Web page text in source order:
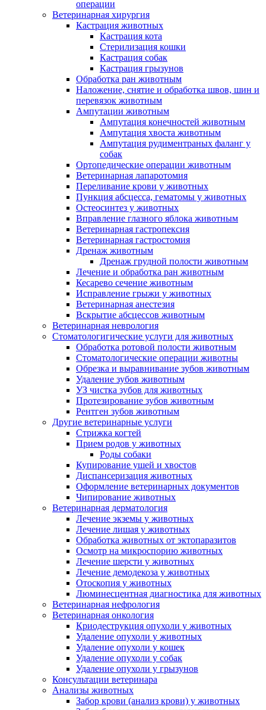
операции
Ветеринарная хирургия
Кастрация животных
Кастрация кота
Стерилизация кошки
Кастрация собак
Кастрация грызунов
Обработка ран животным
Наложение, снятие и обработка швов, шин и
перевязок животным
Ампутации животным
Ампутация конечностей животным
Ампутация хвоста животным
Ампутация рудиментраных фаланг у
собак
Ортопедические операции животным
Ветеринарная лапаротомия
Переливание крови у животных
Пункция абсцесса, гематомы у животных
Остеосинтез у животных
Вправление глазного яблока животным
Ветеринарная гастропексия
Ветеринарная гастростомия
Дренаж животным
Дренаж грудной полости животным
Лечение и обработка ран животным
Кесарево сечение животным
Исправление грыжи у животных
Ветеринарная анестезия
Вскрытие абсцессов животным
Ветеринарная неврология
Стоматологигические услуги для животных
Обработка ротовой полости животным
Стоматологические операции животны
Обрезка и выравнивание зубов животным
Удаление зубов животным
УЗ чистка зубов для животных
Протезирование зубов животным
Рентген зубов животным
Другие ветеринарные услуги
Стрижка когтей
Прием родов у животных
Роды собаки
Купирование ушей и хвостов
Диспансеризация животных
Оформление ветеринарных документов
Чипирование животных
Ветеринарная дерматология
Лечение экземы у животных
Лечение лишая у животных
Обработка животных от эктопаразитов
Осмотр на микроспорию животных
Лечение шерсти у животных
Лечение демодекоза у животных
Отоскопия у животных
Люминесцентная диагностика для животных
Ветеринарная нефрология
Ветеринарная онкология
Криодеструкция опухоли у животных
Удаление опухоли у животных
Удаление опухоли у кошек
Удаление опухоли у собак
Удаление опухоли у грызунов
Консультации ветеринара
Анализы животных
Забор крови (анализ крови) у животных